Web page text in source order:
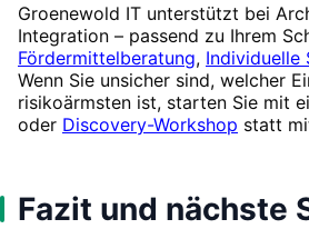
Groenewold IT unterstützt bei
Integration – passend zu Ihrem
Fördermittelberatung, Individuelle
Wenn Sie unsicher sind, welcher
risikoärmsten ist, starten Sie mit
oder Discovery-Workshop statt
Fazit und nächste